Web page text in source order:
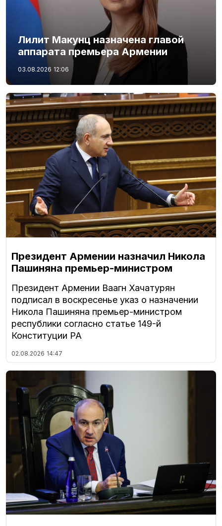
Лилит Макунц назначена главой
аппарата премьера Армении
03.08.2026 12:06
Президент Армении назначил Никола
Пашиняна премьер-министром
Президент Армении Ваагн Хачатурян
подписал в воскресенье указ о назначении
Никола Пашиняна премьер-министром
республики согласно статье 149-й
Конституции РА
02.08.2026 14:47